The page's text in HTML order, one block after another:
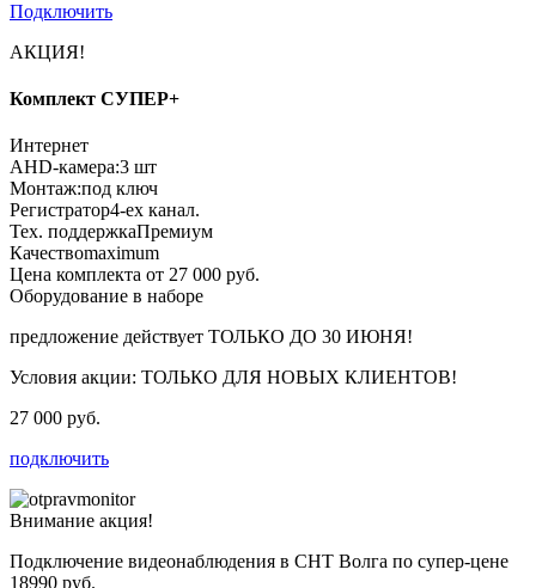
Подключить
АКЦИЯ!
Комплект СУПЕР+
Интернет
AHD-камера:3 шт
Монтаж:под ключ
Регистратор4-ех канал.
Тех. поддержкаПремиум
Качествоmaximum
Цена комплекта от 27 000 руб.
Оборудование в наборе
предложение действует ТОЛЬКО ДО 30 ИЮНЯ!
Условия акции: ТОЛЬКО ДЛЯ НОВЫХ КЛИЕНТОВ!
27 000 руб.
подключить
Внимание акция!
Подключение видеонаблюдения в СНТ Волга по супер-цене
18990 руб.